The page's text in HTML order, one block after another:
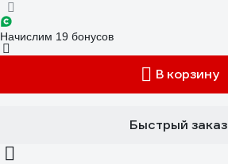
Начислим 19 бонусов
В корзину
Быстрый заказ